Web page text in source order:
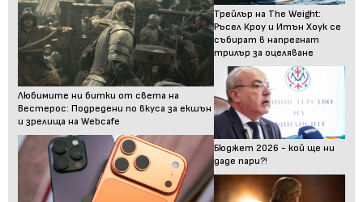
Любимите ни битки от света на
Вестерос: Подредени по вкуса за екшън
и зрелища на Webcafe
Трейлър на The Weight:
Ръсел Кроу и Итън Хоук се
събират в напрегнат
трилър за оцеляване
Бюджет 2026 - кой ще ни
даде пари?!